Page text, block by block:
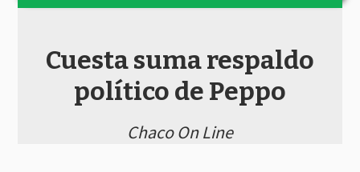
Cuesta suma respaldo
político de Peppo
Chaco On Line